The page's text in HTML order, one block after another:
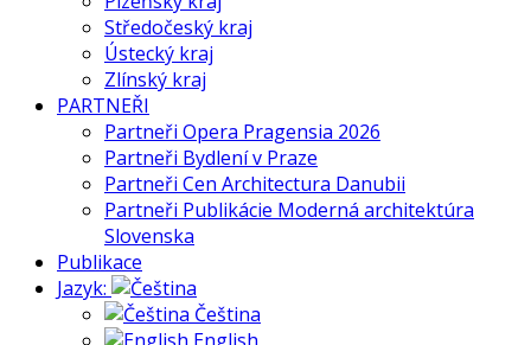
Středočeský kraj
Ústecký kraj
Zlínský kraj
PARTNEŘI
Partneři Opera Pragensia 2026
Partneři Bydlení v Praze
Partneři Cen Architectura Danubii
Partneři Publikácie Moderná architektúra
Slovenska
Publikace
Jazyk:
Čeština